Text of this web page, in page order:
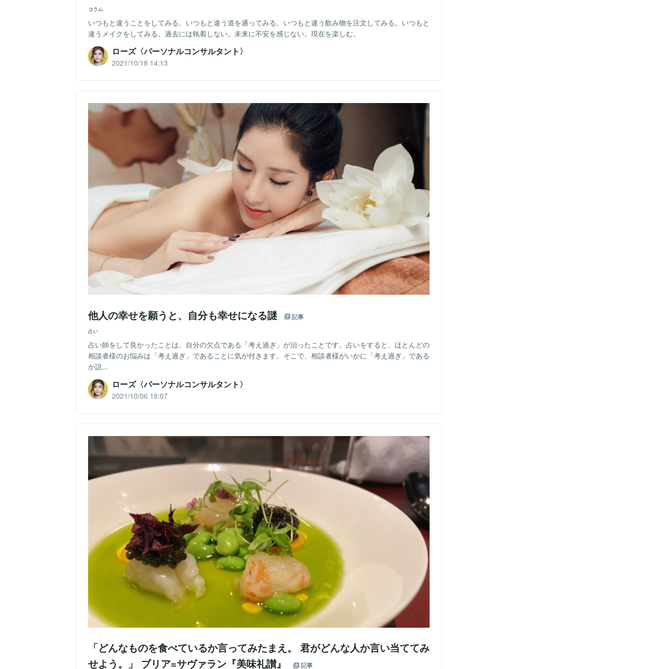
コラム
いつもと違うことをしてみる。いつもと違う道を通ってみる。いつもと違う飲み物を注文してみる。いつもと
違うメイクをしてみる。過去には執着しない。未来に不安を感じない。現在を楽しむ。
ローズ〈パーソナルコンサルタント〉
2021/10/18 14:13
他人の幸せを願うと、自分も幸せになる謎 記事
占い
占い師をして良かったことは、自分の欠点である「考え過ぎ」が治ったことです。占いをすると、ほとんどの
相談者様のお悩みは「考え過ぎ」であることに気が付きます。そこで、相談者様がいかに「考え過ぎ」である
か説...
ローズ〈パーソナルコンサルタント〉
2021/10/06 18:07
「どんなものを食べているか言ってみたまえ。 君がどんな人か言い当ててみ
せよう。」 ブリア=サヴァラン『美味礼讃』
記事